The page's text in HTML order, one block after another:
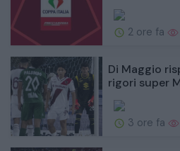
2 ore fa
Di Maggio
rigori super
3 ore fa